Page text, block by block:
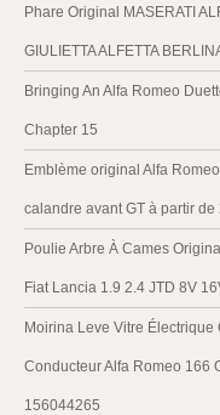
Phare Original MASERATI
GIULIETTA ALFETTA
Bringing An Alfa Romeo
Chapter 15
Emblème original Alfa
calandre avant GT à partir de
Poulie Arbre À Cames
Fiat Lancia 1.9 2.4 JTD 8V
Moirina Leve Vitre Électrique
Conducteur Alfa Romeo 166
156044265